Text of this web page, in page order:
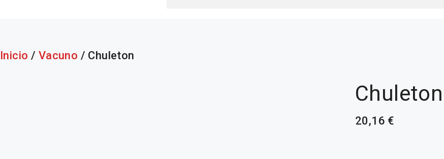
Inicio / Vacuno / Chuleton
Chuleton
20,16 €